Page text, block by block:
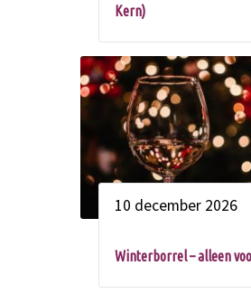
Kern)
10 december 2026
Winterborrel – alleen